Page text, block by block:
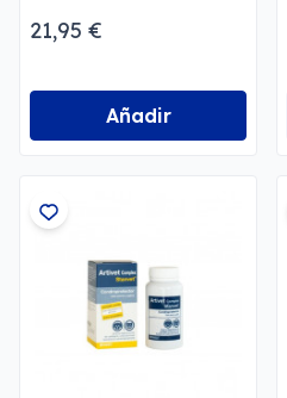
21,95 €
Añadir